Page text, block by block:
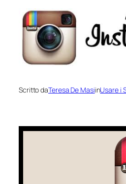
Scritto daTeresa De MasiinUsare i